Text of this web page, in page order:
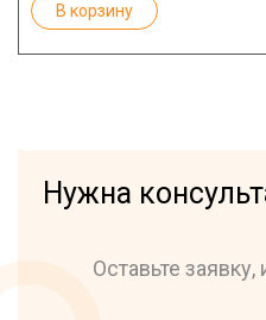
В корзину
Нужна
Оставьте